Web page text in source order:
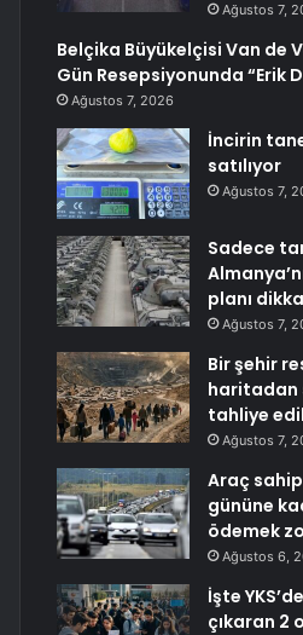
Ağustos 7,
Belçika Büyükelçisi Van de
Gün Resepsiyonunda “Erik
Ağustos 7, 2026
İncirin
satılıyor
Ağustos 7,
Sadece
planı
Ağustos 7,
Bir şehir
haritadan
tahliye
Ağustos 7,
Araç
gününe
ödemek
Ağustos 6,
İşte
çıkaran 2